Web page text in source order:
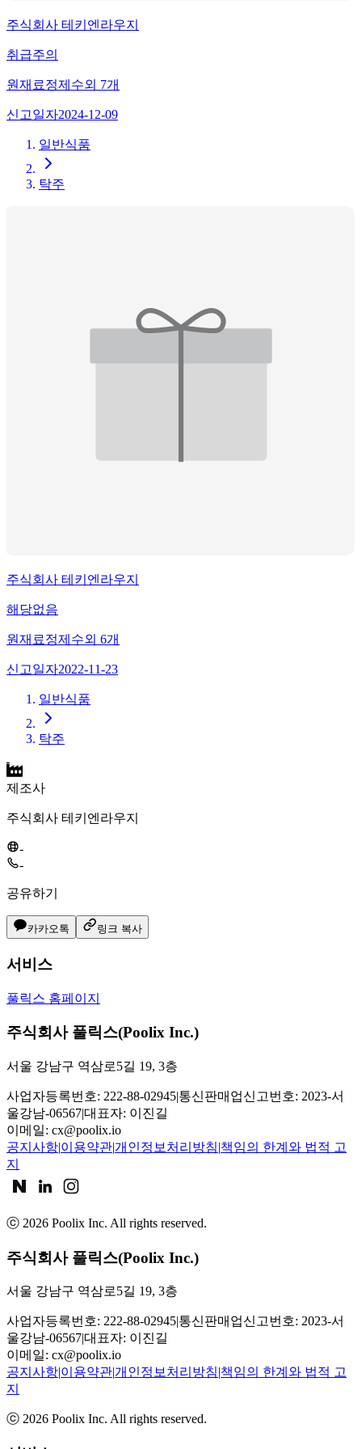
주식회사 테키엔라우지
취급주의
원재료정제수외 7개
신고일자2024-12-09
일반식품
탁주
주식회사 테키엔라우지
해당없음
원재료정제수외 6개
신고일자2022-11-23
일반식품
탁주
제조사
주식회사 테키엔라우지
-
-
공유하기
카카오톡 링크 복사
서비스
풀릭스 홈페이지
주식회사 풀릭스(Poolix Inc.)
서울 강남구 역삼로5길 19, 3층
사업자등록번호: 222-88-02945|통신판매업신고번호: 2023-서
울강남-06567|대표자: 이진길
이메일: cx@poolix.io
공지사항|이용약관|개인정보처리방침|책임의 한계와 법적 고
지
ⓒ 2026 Poolix Inc. All rights reserved.
주식회사 풀릭스(Poolix Inc.)
서울 강남구 역삼로5길 19, 3층
사업자등록번호: 222-88-02945|통신판매업신고번호: 2023-서
울강남-06567|대표자: 이진길
이메일: cx@poolix.io
공지사항|이용약관|개인정보처리방침|책임의 한계와 법적 고
지
ⓒ 2026 Poolix Inc. All rights reserved.